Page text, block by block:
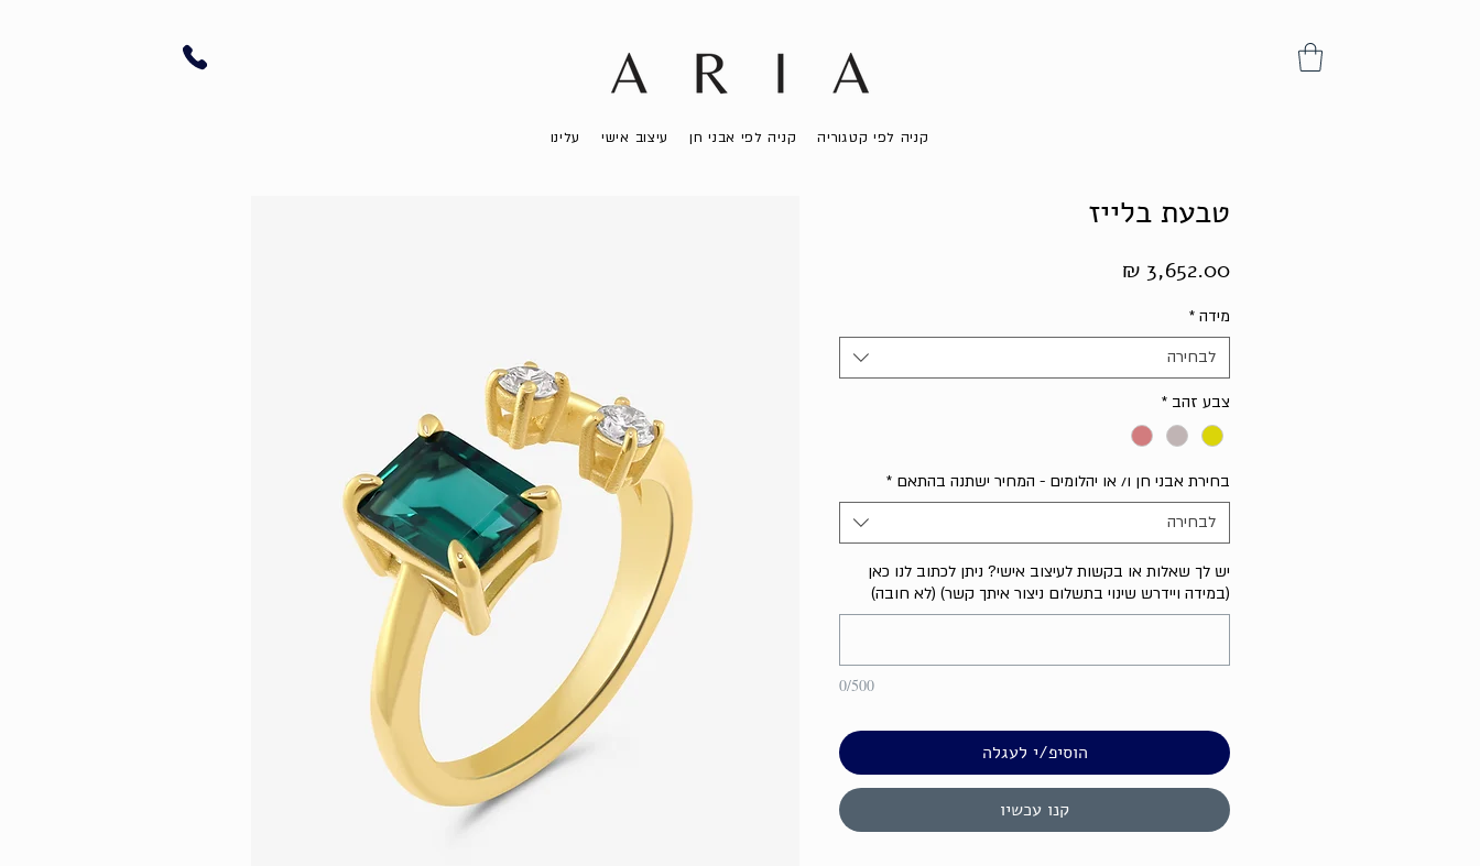
קניה לפי קטגוריה קניה לפי אבני חן עיצוב אישי עלינו
טבעת בלייז
מידה *
לבחירה
צבע זהב *
בחירת אבני חן ו/ או יהלומים - המחיר ישתנה בהתאם *
לבחירה
יש לך שאלות או בקשות לעיצוב אישי? ניתן לכתוב לנו כאן
(במידה ויידרש שינוי בתשלום ניצור איתך קשר) (לא חובה)
0/500
הוסיפ/י לעגלה
קנו עכשיו